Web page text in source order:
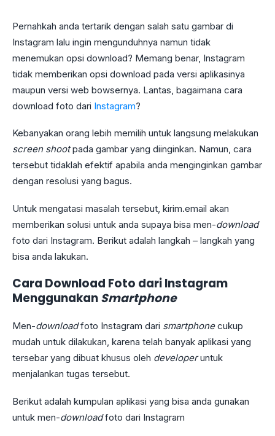
Pernahkah anda tertarik dengan salah satu gambar di
Instagram lalu ingin mengunduhnya namun tidak
menemukan opsi download? Memang benar, Instagram
tidak memberikan opsi download pada versi aplikasinya
maupun versi web bowsernya. Lantas, bagaimana cara
download foto dari Instagram?
Kebanyakan orang lebih memilih untuk langsung melakukan
screen shootpada gambar yang diinginkan. Namun, cara
tersebut tidaklah efektif apabila anda menginginkan gambar
dengan resolusi yang bagus.
Untuk mengatasi masalah tersebut, kirim.email akan
memberikan solusi untuk anda supaya bisa men-download
foto dari Instagram. Berikut adalah langkah – langkah yang
bisa anda lakukan.
Cara Download Foto dari Instagram
MenggunakanSmartphone
Men-downloadfoto Instagram dari smartphonecukup
mudah untuk dilakukan, karena telah banyak aplikasi yang
tersebar yang dibuat khusus oleh developeruntuk
menjalankan tugas tersebut.
Berikut adalah kumpulan aplikasi yang bisa anda gunakan
untuk men-downloadfoto dari Instagram